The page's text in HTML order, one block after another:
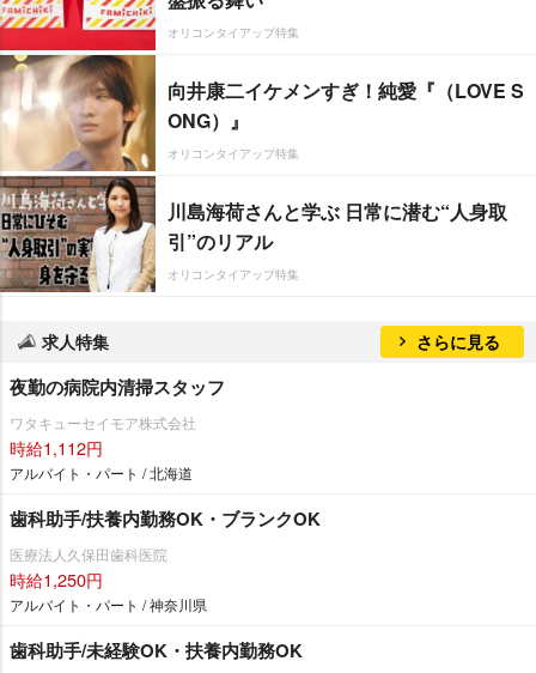
オリコンタイアップ特集
向井康二イケメンすぎ！純愛『（LOVE S
ONG）』
オリコンタイアップ特集
川島海荷さんと学ぶ 日常に潜む“人身取
引”のリアル
オリコンタイアップ特集
求人特集 さらに見る
夜勤の病院内清掃スタッフ
ワタキューセイモア株式会社
時給1,112円
アルバイト・パート / 北海道
歯科助手/扶養内勤務OK・ブランクOK
医療法人久保田歯科医院
時給1,250円
アルバイト・パート / 神奈川県
歯科助手/未経験OK・扶養内勤務OK